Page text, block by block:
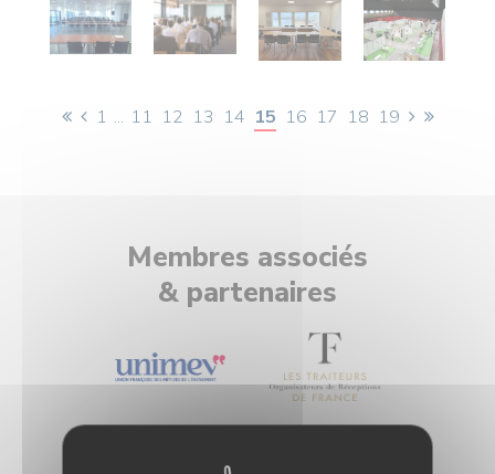
1 ... 11 12 13 14 15 16 17 18 19
Membres associés
& partenaires